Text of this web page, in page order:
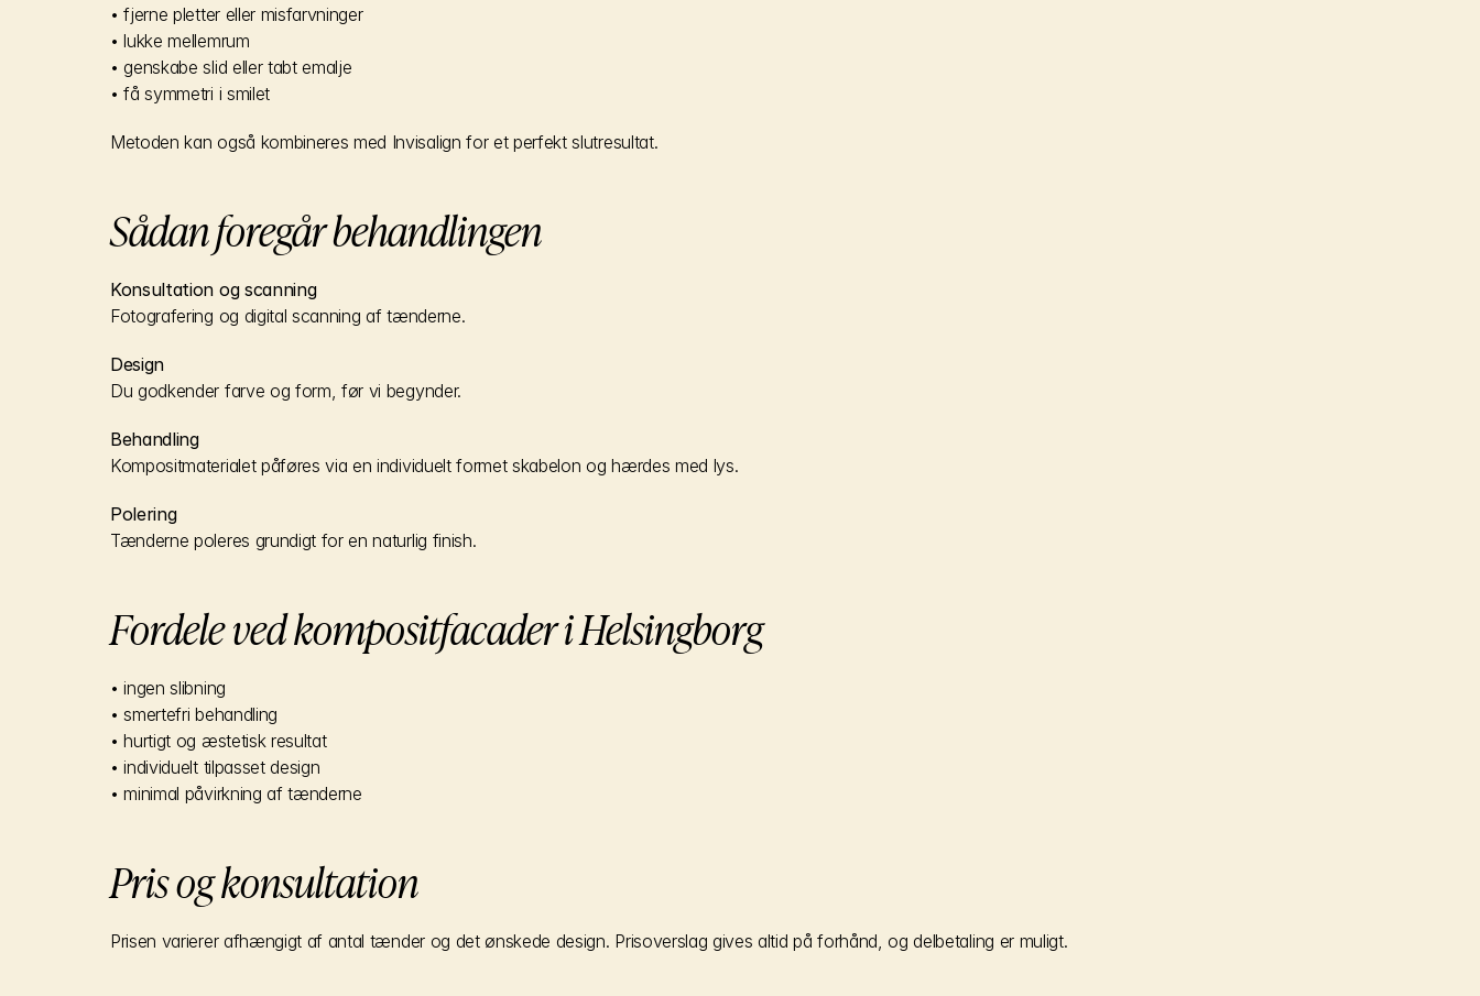
• fjerne pletter eller misfarvninger
• lukke mellemrum
• genskabe slid eller tabt emalje
• få symmetri i smilet
Metoden kan også kombineres med Invisalign for et perfekt slutresultat.
Sådan foregår behandlingen
Konsultation og scanning
Fotografering og digital scanning af tænderne.
Design
Du godkender farve og form, før vi begynder.
Behandling
Kompositmaterialet påføres via en individuelt formet skabelon og hærdes med lys.
Polering
Tænderne poleres grundigt for en naturlig finish.
Fordele ved kompositfacader i Helsingborg
• ingen slibning
• smertefri behandling
• hurtigt og æstetisk resultat
• individuelt tilpasset design
• minimal påvirkning af tænderne
Pris og konsultation
Prisen varierer afhængigt af antal tænder og det ønskede design. Prisoverslag gives altid på forhånd, og delbetaling er muligt.